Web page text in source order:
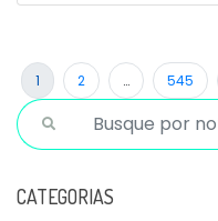
1 2 … 545
CATEGORIAS